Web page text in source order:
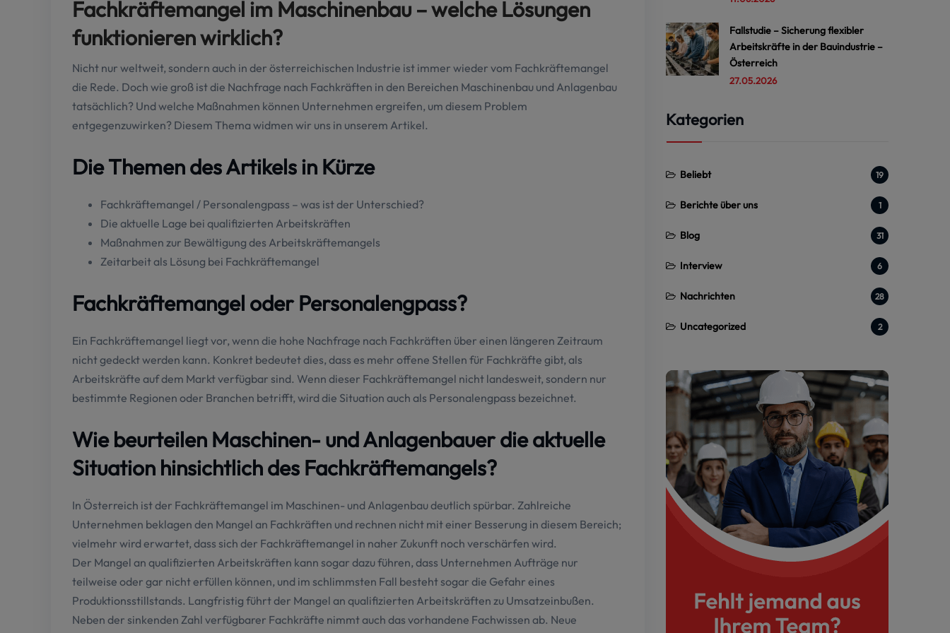
Fachkräftemangel im Maschinenbau – welche Lösungen
funktionieren wirklich?
Nicht nur weltweit, sondern auch in der österreichischen Industrie ist immer wieder vom Fachkräftemangel
die Rede. Doch wie groß ist die Nachfrage nach Fachkräften in den Bereichen Maschinenbau und Anlagenbau
tatsächlich? Und welche Maßnahmen können Unternehmen ergreifen, um diesem Problem
entgegenzuwirken? Diesem Thema widmen wir uns in unserem Artikel.
Die Themen des Artikels in Kürze
Fachkräftemangel / Personalengpass – was ist der Unterschied?
Die aktuelle Lage bei qualifizierten Arbeitskräften
Maßnahmen zur Bewältigung des Arbeitskräftemangels
Zeitarbeit als Lösung bei Fachkräftemangel
Fachkräftemangel oder Personalengpass?
Ein Fachkräftemangel liegt vor, wenn die hohe Nachfrage nach Fachkräften über einen längeren Zeitraum
nicht gedeckt werden kann. Konkret bedeutet dies, dass es mehr offene Stellen für Fachkräfte gibt, als
Arbeitskräfte auf dem Markt verfügbar sind. Wenn dieser Fachkräftemangel nicht landesweit, sondern nur
bestimmte Regionen oder Branchen betrifft, wird die Situation auch als Personalengpass bezeichnet.
Wie beurteilen Maschinen- und Anlagenbauer die aktuelle
Situation hinsichtlich des Fachkräftemangels?
In Österreich ist der Fachkräftemangel im Maschinen- und Anlagenbau deutlich spürbar. Zahlreiche
Unternehmen beklagen den Mangel an Fachkräften und rechnen nicht mit einer Besserung in diesem Bereich;
vielmehr wird erwartet, dass sich der Fachkräftemangel in naher Zukunft noch verschärfen wird.
Der Mangel an qualifizierten Arbeitskräften kann sogar dazu führen, dass Unternehmen Aufträge nur
teilweise oder gar nicht erfüllen können, und im schlimmsten Fall besteht sogar die Gefahr eines
Produktionsstillstands. Langfristig führt der Mangel an qualifizierten Arbeitskräften zu Umsatzeinbußen.
Neben der sinkenden Zahl verfügbarer Fachkräfte nimmt auch das vorhandene Fachwissen ab. Neue
Fallstudie – Sicherung flexibler
Arbeitskräfte in der Bauindustrie –
Österreich
27.05.2026
Kategorien
Beliebt 19
Berichte über uns 1
Blog 31
Interview 6
Nachrichten 28
Uncategorized 2